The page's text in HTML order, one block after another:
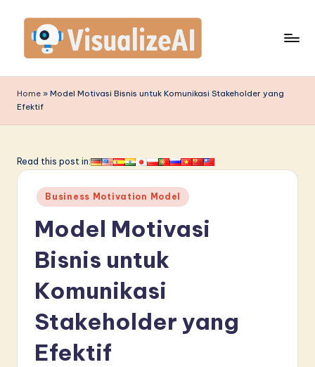
content
is
u
li
A
Home » Model Motivasi Bisnis untuk Komunikasi Stakeholder yang
Efektif
Read this post in:
Posted
in
Business Motivation Model
Model Motivasi
Bisnis untuk
Komunikasi
Stakeholder yang
Efektif